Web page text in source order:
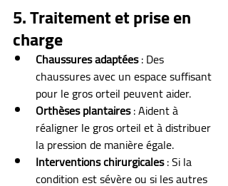
5. Traitement et prise en
charge
Chaussures adaptées : Des
chaussures avec un espace suffisant
pour le gros orteil peuvent aider.
Orthèses plantaires : Aident à
réaligner le gros orteil et à distribuer
la pression de manière égale.
Interventions chirurgicales : Si la
condition est sévère ou si les autres